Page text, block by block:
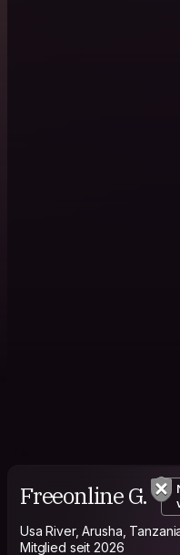
Freeonline G.
Usa River, Arusha,
Mitglied seit 2026